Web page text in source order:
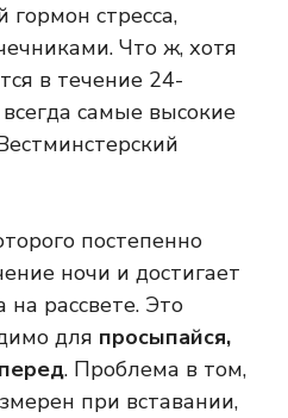
гормон стресса,
Что ж, хотя
в течение 24-
самые высокие
постепенно
ночи и достигает
рассвете. Это
для просыпайся,
. Проблема в том,
при вставании,